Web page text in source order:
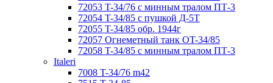
72053 T-34/76 с минным тралом ПТ-3
72054 T-34/85 с пушкой Д-5Т
72055 T-34/85 обр. 1944г
72057 Огнеметный танк ОT-34/85
72058 T-34/85 с минным тралом ПТ-3
Italeri
7008 T-34/76 m42